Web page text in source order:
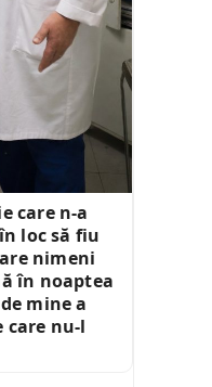
care n-a
loc să fiu
nimeni
în noaptea
mine a
care nu-l